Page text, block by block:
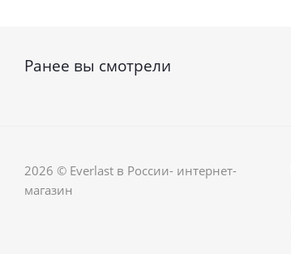
Ранее вы смотрели
2026 © Everlast в России- интернет-
магазин